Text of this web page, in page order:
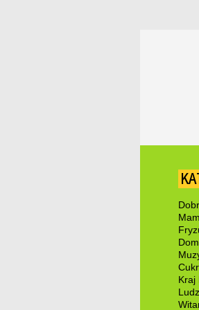
Kraj